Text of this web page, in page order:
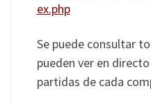
ex.php
Se puede consultar
pueden ver en
partidas de cada